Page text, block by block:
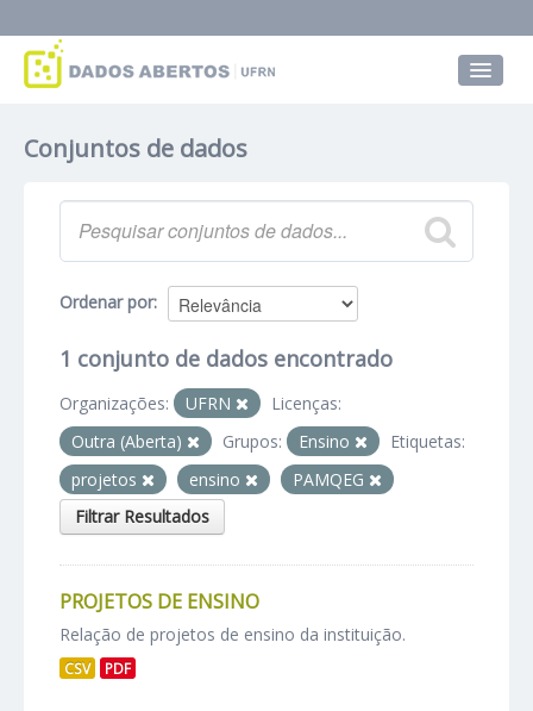
Grupos
Sobre
Conjuntos de dados
Ordenar por
1 conjunto de dados encontrado
Organizações: UFRN
Licenças:
Outra (Aberta)
Grupos: Ensino
Etiquetas:
projetos
ensino
PAMQEG
Filtrar Resultados
PROJETOS DE ENSINO
Relação de projetos de ensino da instituição.
CSV PDF